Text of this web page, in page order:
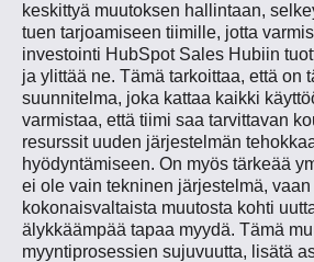
keskittyä muutoksen hallintaan,
tuen tarjoamiseen tiimille, jotta
investointi HubSpot Sales Hubiin
ja ylittää ne. Tämä tarkoittaa, että on
suunnitelma, joka kattaa kaikki
varmistaa, että tiimi saa tarvittavan
resurssit uuden järjestelmän
hyödyntämiseen. On myös tärkeää
ei ole vain tekninen järjestelmä, vaan
kokonaisvaltaista muutosta kohti
älykkäämpää tapaa myydä. Tämä
myyntiprosessien sujuvuutta, lisätä